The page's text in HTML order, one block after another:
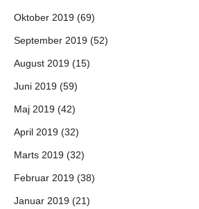
Oktober 2019 (69)
September 2019 (52)
August 2019 (15)
Juni 2019 (59)
Maj 2019 (42)
April 2019 (32)
Marts 2019 (32)
Februar 2019 (38)
Januar 2019 (21)